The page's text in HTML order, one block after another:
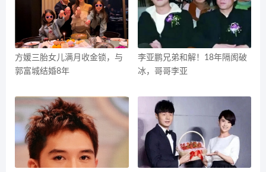
方媛三胎女儿满月收金锁，与
郭富城结婚8年
李亚鹏兄弟和解！18年隔阂破
冰，哥哥李亚